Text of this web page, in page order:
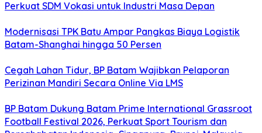
Perkuat SDM Vokasi untuk Industri Masa Depan
Modernisasi TPK Batu Ampar Pangkas Biaya Logistik
Batam-Shanghai hingga 50 Persen
Cegah Lahan Tidur, BP Batam Wajibkan Pelaporan
Perizinan Mandiri Secara Online Via LMS
BP Batam Dukung Batam Prime International Grassroot
Football Festival 2026, Perkuat Sport Tourism dan